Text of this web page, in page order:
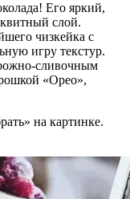
Его яркий,
слой.
чизкейка с
игру текстур.
сливочным
«Орео»,
на картинке.